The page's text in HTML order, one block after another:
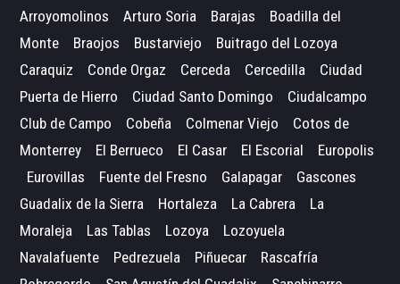
Arroyomolinos
Arturo Soria Barajas
Boadilla del
Monte
Braojos Bustarviejo
Buitrago del Lozoya
Caraquiz
Conde Orgaz Cerceda Cercedilla
Ciudad
Puerta de Hierro
Ciudad Santo Domingo
Ciudalcampo
Club de Campo
Cobeña Colmenar Viejo
Cotos de
Monterrey
El Berrueco El Casar El Escorial
Europolis
Eurovillas
Fuente del Fresno Galapagar
Gascones
Guadalix de la Sierra
Hortaleza La Cabrera
La
Moraleja
Las Tablas Lozoya
Lozoyuela
Navalafuente
Pedrezuela Piñuecar
Rascafría